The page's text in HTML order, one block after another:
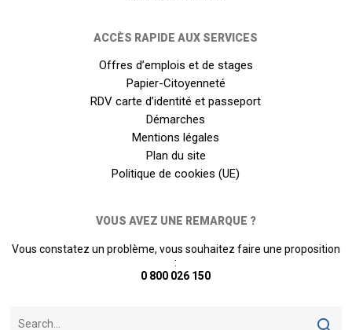
ACCÈS RAPIDE AUX SERVICES
Offres d’emplois et de stages
Papier-Citoyenneté
RDV carte d’identité et passeport
Démarches
Mentions légales
Plan du site
Politique de cookies (UE)
VOUS AVEZ UNE REMARQUE ?
Vous constatez un problème, vous souhaitez faire une proposition
:
0 800 026 150